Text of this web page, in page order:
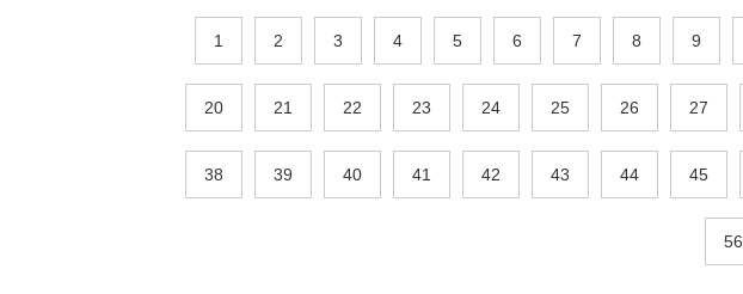
1 2 3 4 5 6 7 8 9
20 21 22 23 24 25 26 27
38 39 40 41 42 43 44 45
56